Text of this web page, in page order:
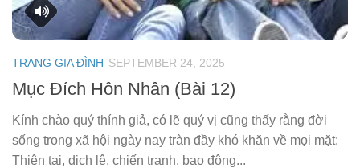
TRANG GIA ĐÌNH SEPTEMBER 24, 2025
Mục Đích Hôn Nhân (Bài 12)
Kính chào quý thính giả, có lẽ quý vị cũng thấy rằng đời
sống trong xã hội ngày nay tràn đầy khó khăn về mọi mặt:
Thiên tai, dịch lệ, chiến tranh, bạo động...